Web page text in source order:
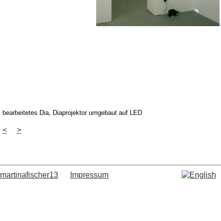
bearbeitetes Dia, Diaprojektor umgebaut auf LED
< >
martinafischer13 Impressum